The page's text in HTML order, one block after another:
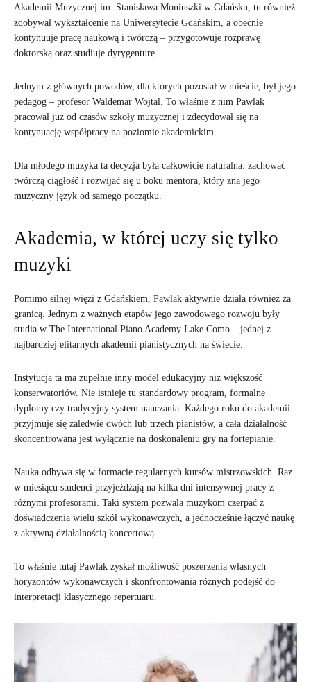
Akademii Muzycznej im. Stanisława Moniuszki w Gdańsku, tu również
zdobywał wykształcenie na Uniwersytecie Gdańskim, a obecnie
kontynuuje pracę naukową i twórczą – przygotowuje rozprawę
doktorską oraz studiuje dyrygenturę.
Jednym z głównych powodów, dla których pozostał w mieście, był jego
pedagog – profesor Waldemar Wojtal. To właśnie z nim Pawlak
pracował już od czasów szkoły muzycznej i zdecydował się na
kontynuację współpracy na poziomie akademickim.
Dla młodego muzyka ta decyzja była całkowicie naturalna: zachować
twórczą ciągłość i rozwijać się u boku mentora, który zna jego
muzyczny język od samego początku.
Akademia, w której uczy się tylko
muzyki
Pomimo silnej więzi z Gdańskiem, Pawlak aktywnie działa również za
granicą. Jednym z ważnych etapów jego zawodowego rozwoju były
studia w The International Piano Academy Lake Como – jednej z
najbardziej elitarnych akademii pianistycznych na świecie.
Instytucja ta ma zupełnie inny model edukacyjny niż większość
konserwatoriów. Nie istnieje tu standardowy program, formalne
dyplomy czy tradycyjny system nauczania. Każdego roku do akademii
przyjmuje się zaledwie dwóch lub trzech pianistów, a cała działalność
skoncentrowana jest wyłącznie na doskonaleniu gry na fortepianie.
Nauka odbywa się w formacie regularnych kursów mistrzowskich. Raz
w miesiącu studenci przyjeżdżają na kilka dni intensywnej pracy z
różnymi profesorami. Taki system pozwala muzykom czerpać z
doświadczenia wielu szkół wykonawczych, a jednocześnie łączyć naukę
z aktywną działalnością koncertową.
To właśnie tutaj Pawlak zyskał możliwość poszerzenia własnych
horyzontów wykonawczych i skonfrontowania różnych podejść do
interpretacji klasycznego repertuaru.